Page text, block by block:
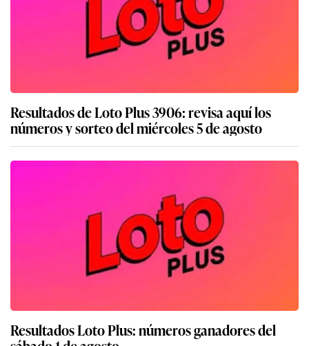
Resultados de Loto Plus 3906: revisa aquí los
números y sorteo del miércoles 5 de agosto
Resultados Loto Plus: números ganadores del